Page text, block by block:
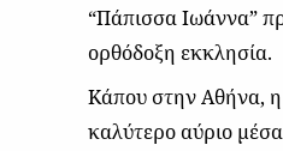
“Πάπισσα Ιωάννα”
ορθόδοξη εκκλησία.
Κάπου στην Αθήνα, η
καλύτερο αύριο